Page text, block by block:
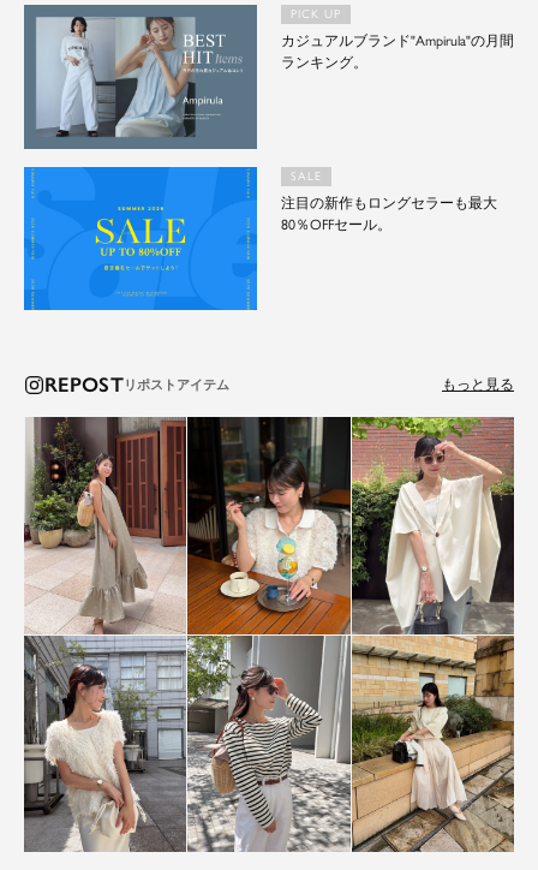
PICK UP
カジュアルブランド"Ampirula"の月間
ランキング。
SALE
注目の新作もロングセラーも最大
80％OFFセール。
REPOST もっと見る